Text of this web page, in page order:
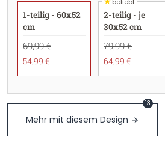
1-teilig - 60x52
cm
69,99 €
54,99 €
2-teilig - je
30x52 cm
79,99 €
64,99 €
Mehr mit diesem Design
13